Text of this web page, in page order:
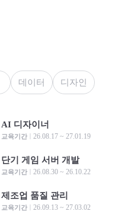
데이터 디자인
모집 중
모집 중
AI 디자이너
교육기간 26.08.17 ~ 27.01.19
모집 중
모집 중
단기 게임 서버 개발
교육기간 26.08.30 ~ 26.10.22
모집 중
모집 중
제조업 품질 관리
교육기간 26.09.13 ~ 27.03.02